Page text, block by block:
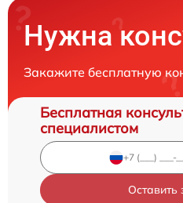
Нужна
Закажите бесплатную
Бесплатная
специалистом
Оставить